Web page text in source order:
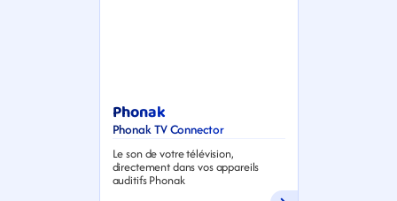
Phonak
Phonak TV Connector
Le son de votre télévision,
directement dans vos appareils
auditifs Phonak